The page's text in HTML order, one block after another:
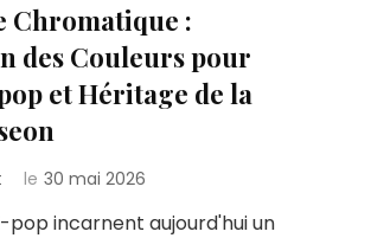
Chromatique :
des Couleurs pour
et Héritage de la
le 30 mai 2026
pop incarnent aujourd'hui un